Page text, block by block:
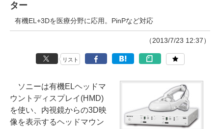
ター
有機EL+3Dを医療分野に応用。PinPなど対応
（2013/7/23 12:37）
リスト
ソニーは有機ELヘッドマ
ウントディスプレイ(HMD)
を使い、内視鏡からの3D映
像を表示するヘッドマウン